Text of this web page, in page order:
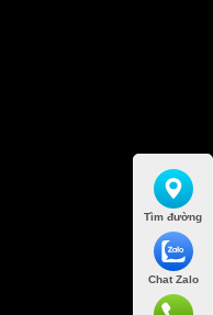
Tìm đường
Chat Zalo